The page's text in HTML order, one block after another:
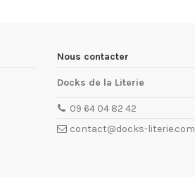
Nous contacter
Docks de la Literie
09 64 04 82 42
contact@docks-literie.com